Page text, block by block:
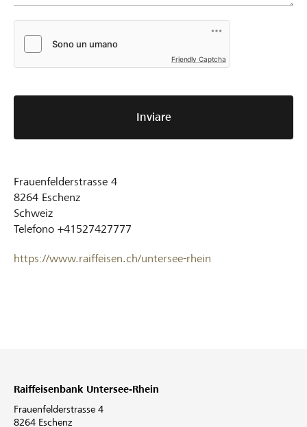
Friendly Captcha
Inviare
Frauenfelderstrasse 4
8264 Eschenz
Schweiz
Telefono +41527427777
https://www.raiffeisen.ch/untersee-rhein
Raiffeisenbank Untersee-Rhein
Frauenfelderstrasse 4
8264 Eschenz